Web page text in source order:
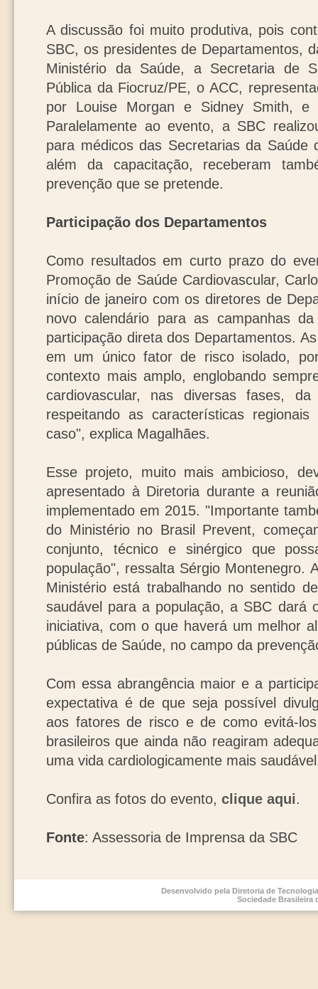
A discussão foi muito produtiva, pois
SBC, os presidentes de Departamentos,
Ministério da Saúde, a Secretaria de
Pública da Fiocruz/PE, o ACC,
por Louise Morgan e Sidney Smith,
Paralelamente ao evento, a SBC
para médicos das Secretarias da Saúde
além da capacitação, receberam
prevenção que se pretende.
Participação dos Departamentos
Como resultados em curto prazo do
Promoção de Saúde Cardiovascular,
início de janeiro com os diretores de
novo calendário para as campanhas
participação direta dos Departamentos.
em um único fator de risco isolado,
contexto mais amplo, englobando
cardiovascular, nas diversas fases,
respeitando as características
caso", explica Magalhães.
Esse projeto, muito mais ambicioso,
apresentado à Diretoria durante a
implementado em 2015. "Importante
do Ministério no Brasil Prevent,
conjunto, técnico e sinérgico que
população", ressalta Sérgio Montenegro.
Ministério está trabalhando no sentido
saudável para a população, a SBC dará
iniciativa, com o que haverá um melhor
públicas de Saúde, no campo da
Com essa abrangência maior e a
expectativa é de que seja possível
aos fatores de risco e de como evitá-
brasileiros que ainda não reagiram
uma vida cardiologicamente mais
Confira as fotos do evento, clique aqui.
Fonte: Assessoria de Imprensa da SBC
Desenvolvido pela Diretoria de
Sociedade Brasileira